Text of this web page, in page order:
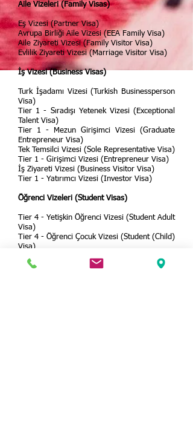
Aile Vizeleri (Family Visas)
Eş Vizesi (Partner Visa)
Avrupa Birliği Aile Vizesi (EEA Family Visa)
Aile Ziyareti Vizesi (Family Visitor Visa)
Evlilik Ziyareti Vizesi (Marriage Visitor Visa)
İş Vizesi (Business Visas)
Turk İşadamı Vizesi (Turkish Businessperson
Visa)
Tier 1 - Sıradışı Yetenek Vizesi (Exceptional
Talent Visa)
Tier 1 - Mezun Girişimci Vizesi (Graduate
Entrepreneur Visa)
Tek Temsilci Vizesi (Sole Representative Visa)
Tier 1 - Girişimci Vizesi (Entrepreneur Visa)
İş Ziyareti Vizesi (Business Visitor Visa)
Tier 1 - Yatırımcı Vizesi (Investor Visa)
Öğrenci Vizeleri (Student Visas)
Tier 4 - Yetişkin Öğrenci Vizesi (Student Adult
Visa)
Tier 4 - Öğrenci Çocuk Vizesi (Student (Child)
Visa)
Ziyaretçi Vizeleri (Visitor Visas)